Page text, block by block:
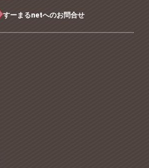
すーまるnetへのお問合せ